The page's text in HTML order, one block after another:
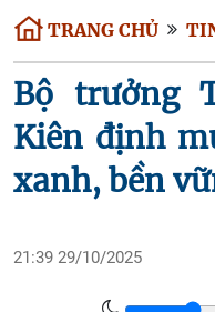
TRANG CHỦ
Bộ trưởng
Kiên định
xanh, bền
21:39 29/10/2025